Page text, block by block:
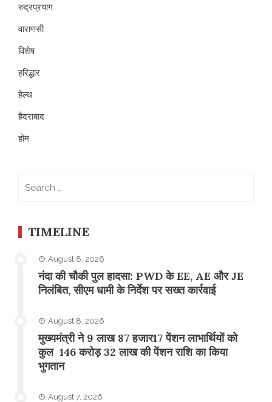
रुद्रप्रयाग
वाराणसी
विशेष
हरिद्धार
हेल्थ
हैदराबाद
होम
TIMELINE
August 8, 2026
नंदा की चौकी पुल हादसा: PWD के EE, AE और JE
निलंबित, सीएम धामी के निर्देश पर सख्त कार्रवाई
August 8, 2026
मुख्यमंत्री ने 9 लाख 87 हजार17 पेंशन लाभार्थियों को
कुल 146 करोड़ 32 लाख की पेंशन राशि का किया
भुगतान
August 7, 2026